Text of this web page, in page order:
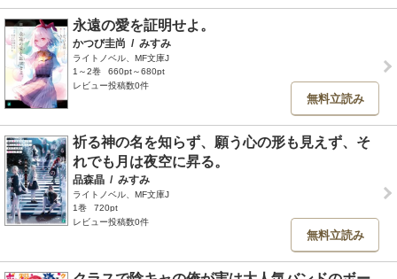
永遠の愛を証明せよ。
かつび圭尚 / みすみ
ライトノベル、MF文庫J
1～2巻
660pt～680pt
レビュー投稿数0件
無料立読み
祈る神の名を知らず、願う心の形も見えず、そ
れでも月は夜空に昇る。
品森晶 / みすみ
ライトノベル、MF文庫J
1巻
720pt
レビュー投稿数0件
無料立読み